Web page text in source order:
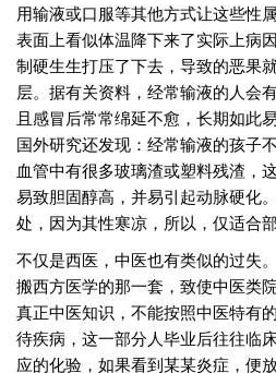
用输液或口服等其他方式让这些性
表面上看似体温降下来了实际上病
制硬生生打压了下去，导致的恶果
层。据有关资料，经常输液的人会
且感冒后常常绵延不愈，长期如此
国外研究还发现：经常输液的孩子
血管中有很多玻璃渣或塑料残渣，
易致胆固醇高，并易引起动脉硬化
处，因为其性寒凉，所以，仅适合
不仅是西医，中医也有类似的过失
搬西方医学的那一套，致使中医类
真正中医知识，不能按照中医特有
待疾病，这一部分人毕业后往往临
应的化验，如果看到某某炎症，便